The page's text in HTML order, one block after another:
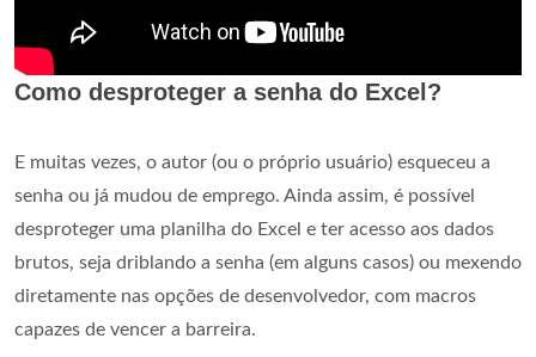
Como desproteger a senha do Excel?
E muitas vezes, o autor (ou o próprio usuário) esqueceu a
senha ou já mudou de emprego. Ainda assim, é possível
desproteger uma planilha do Excel e ter acesso aos dados
brutos, seja driblando a senha (em alguns casos) ou mexendo
diretamente nas opções de desenvolvedor, com macros
capazes de vencer a barreira.